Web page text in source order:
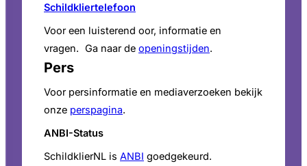
Schildkliertelefoon
Voor een luisterend oor, informatie en
vragen. Ga naar de openingstijden.
Pers
Voor persinformatie en mediaverzoeken bekijk
onze perspagina.
ANBI-Status
SchildklierNL is ANBI goedgekeurd.